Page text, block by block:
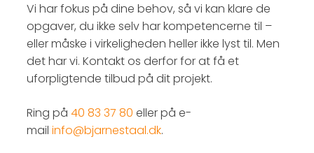
Vi har fokus på dine behov, så vi kan klare de
opgaver, du ikke selv har kompetencerne til –
eller måske i virkeligheden heller ikke lyst til. Men
det har vi. Kontakt os derfor for at få et
uforpligtende tilbud på dit projekt.​
Ring på ​40 83 37 80 eller på e-
mail info@bjarnestaal.dk.​​​